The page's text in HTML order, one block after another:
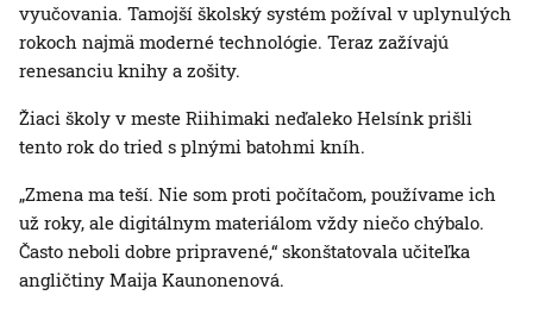
vyučovania. Tamojší školský systém požíval v uplynulých
rokoch najmä moderné technológie. Teraz zažívajú
renesanciu knihy a zošity.
Žiaci školy v meste Riihimaki neďaleko Helsínk prišli
tento rok do tried s plnými batohmi kníh.
„Zmena ma teší. Nie som proti počítačom, používame ich
už roky, ale digitálnym materiálom vždy niečo chýbalo.
Často neboli dobre pripravené,“ skonštatovala učiteľka
angličtiny Maija Kaunonenová.